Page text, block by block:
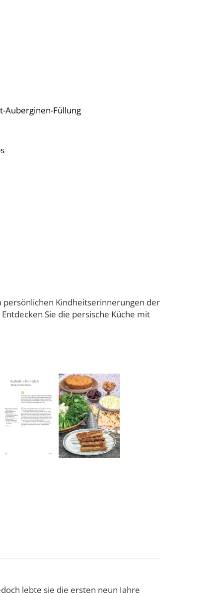
Auberginen-Füllung
Kindheitserinnerungen der
Sie die persische Küche mit
lebte sie die ersten neun Jahre